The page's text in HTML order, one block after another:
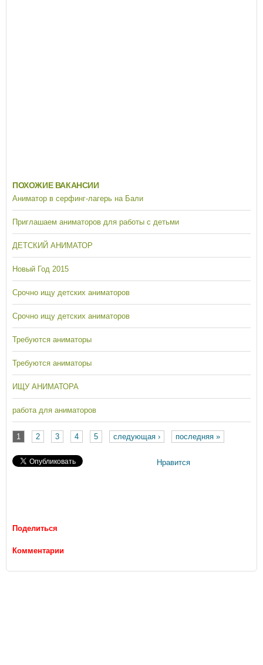
ПОХОЖИЕ ВАКАНСИИ
Аниматор в серфинг-лагерь на Бали
Приглашаем аниматоров для работы с детьми
ДЕТСКИЙ АНИМАТОР
Новый Год 2015
Срочно ищу детских аниматоров
Срочно ищу детских аниматоров
Требуются аниматоры
Требуются аниматоры
ИЩУ АНИМАТОРА
работа для аниматоров
Страницы
1 2 3 4 5 следующая › последняя »
Нравится
Поделиться
Комментарии